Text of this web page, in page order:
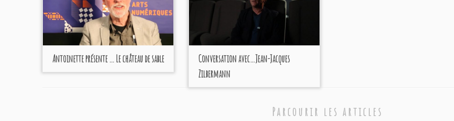
Antoinette présente … Le château de sable
Conversation avec…Jean-Jacques
Zilbermann
Parcourir les articles